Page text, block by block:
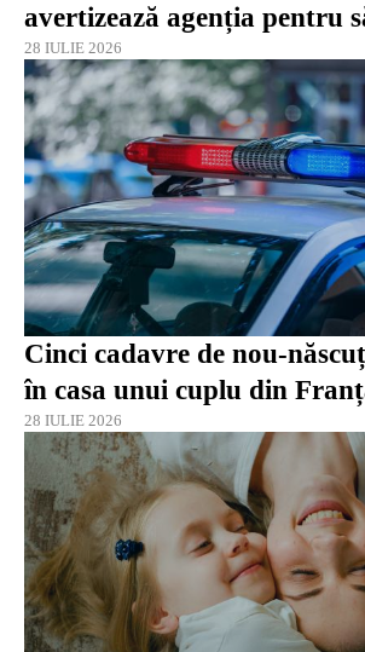
avertizează agenția pentru
28 IULIE 2026
Cinci cadavre de nou-
în casa unui cuplu din
28 IULIE 2026